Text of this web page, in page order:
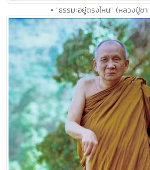
• "ธรรมะอยู่ตรงไหน" (หลวงปู่ช